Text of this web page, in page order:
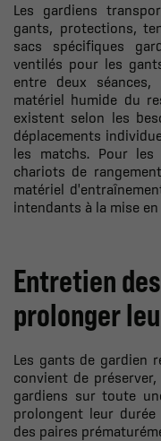
Les gardiens
gants, protections,
sacs spécifiques
ventilés pour les
entre deux
matériel humide du
existent selon les
déplacements
les matchs. Pour
chariots de
matériel
intendants à la mise
Entretien
prolonger
Les gants de gardien
convient de
gardiens sur toute
prolongent leur
des paires